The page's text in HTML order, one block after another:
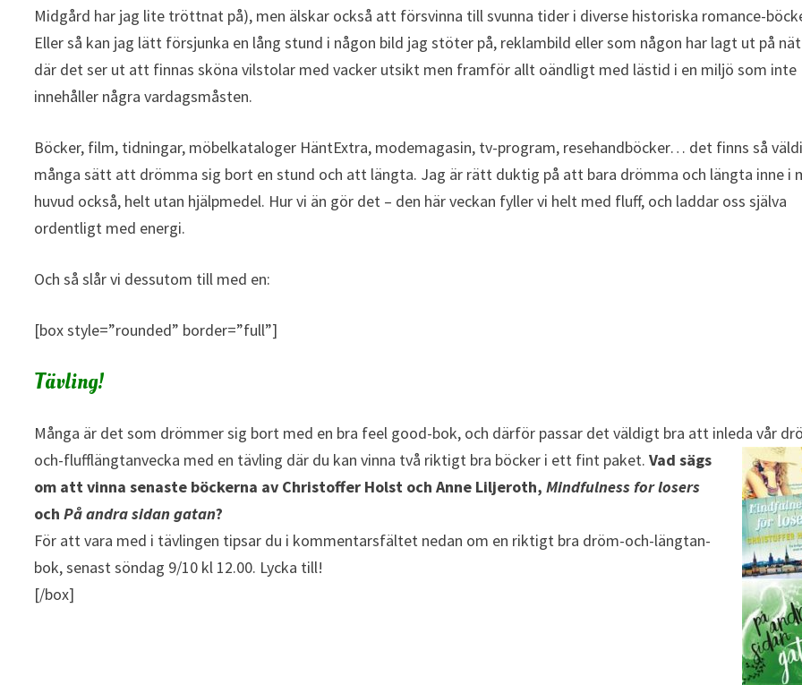
Midgård har jag lite tröttnat på), men älskar också att försvinna till svunna tider i diverse historiska romance-
Eller så kan jag lätt försjunka en lång stund i någon bild jag stöter på, reklambild eller som någon har lagt ut på
där det ser ut att finnas sköna vilstolar med vacker utsikt men framför allt oändligt med lästid i en miljö som inte
innehåller några vardagsmåsten.
Böcker, film, tidningar, möbelkataloger HäntExtra, modemagasin, tv-program, resehandböcker… det finns så
många sätt att drömma sig bort en stund och att längta. Jag är rätt duktig på att bara drömma och längta inne i
huvud också, helt utan hjälpmedel. Hur vi än gör det – den här veckan fyller vi helt med fluff, och laddar oss själva
ordentligt med energi.
Och så slår vi dessutom till med en:
[box style=”rounded” border=”full”]
Tävling!
Många är det som drömmer sig bort med en bra feel good-bok, och därför passar det väldigt bra att inleda vår
och-flufflängtanvecka med en tävling där du kan vinna två riktigt bra böcker i ett fint paket.Vad sägs
om att vinna senaste böckerna av Christoffer Holst och Anne Liljeroth,Mindfulness for losers
ochPå andra sidan gatan?
För att vara med i tävlingen tipsar du i kommentarsfältet nedan om en riktigt bra dröm-och-längtan-
bok, senast söndag 9/10 kl 12.00. Lycka till!
[/box]